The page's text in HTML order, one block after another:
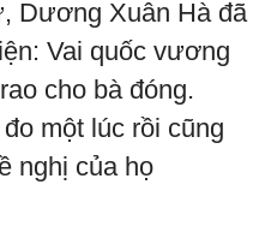
Dương Xuân Hà đã
Vai quốc vương
cho bà đóng.
một lúc rồi cũng
nghị của họ